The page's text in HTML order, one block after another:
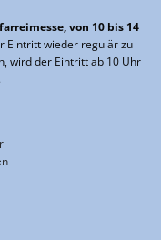
von 10 bis 14
Eintritt wieder regulär zu
wird der Eintritt ab 10 Uhr